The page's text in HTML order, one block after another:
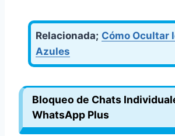
Relacionada; Cómo Ocultar
Azules
Bloqueo de Chats
WhatsApp Plus